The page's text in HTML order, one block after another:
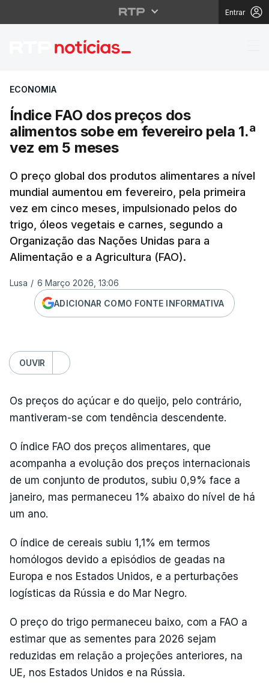
Entrar
Índice FAO dos
ECONOMIA
Índice FAO dos preços dos
alimentos sobe em fevereiro pela 1.ª
vez em 5 meses
O preço global dos produtos alimentares a nível
mundial aumentou em fevereiro, pela primeira
vez em cinco meses, impulsionado pelos do
trigo, óleos vegetais e carnes, segundo a
Organização das Nações Unidas para a
Alimentação e a Agricultura (FAO).
Lusa / 6 Março 2026, 13:06
ADICIONAR COMO FONTE INFORMATIVA
OUVIR
Os preços do açúcar e do queijo, pelo contrário,
mantiveram-se com tendência descendente.
O índice FAO dos preços alimentares, que
acompanha a evolução dos preços internacionais
de um conjunto de produtos, subiu 0,9% face a
janeiro, mas permaneceu 1% abaixo do nível de há
um ano.
O índice de cereais subiu 1,1% em termos
homólogos devido a episódios de geadas na
Europa e nos Estados Unidos, e a perturbações
logísticas da Rússia e do Mar Negro.
O preço do trigo permaneceu baixo, com a FAO a
estimar que as sementes para 2026 sejam
reduzidas em relação a projeções anteriores, na
UE, nos Estados Unidos e na Rússia.